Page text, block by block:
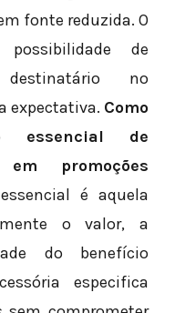
fonte reduzida. O
de
no
expectativa. Como
essencial de
promoções
é aquela
o valor, a
do benefício
especifica